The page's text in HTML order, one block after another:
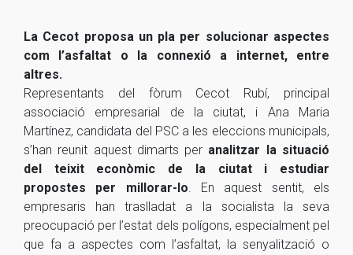
La Cecot proposa un pla per solucionar aspectes
com l’asfaltat o la connexió a internet, entre
altres.
Representants del fòrum Cecot Rubí, principal
associació empresarial de la ciutat, i AnaMaria
Martínez, candidata del PSC a les eleccions municipals,
s’han reunit aquest dimarts per analitzar la situació
del teixit econòmic de la ciutat i estudiar
propostes per millorar-lo. En aquest sentit, els
empresaris han traslladat a la socialista la seva
preocupació per l’estat dels polígons, especialment pel
que fa a aspectes com l’asfaltat, la senyalització o